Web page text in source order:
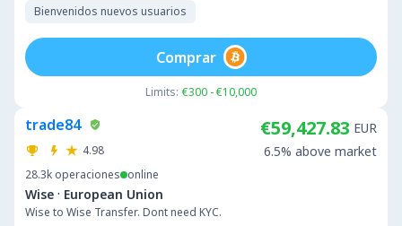
Bienvenidos nuevos usuarios
Limits: €300 - €10,000
Comprar
trade84
4.98
28.3k operaciones online
Wise · European Union
Wise to Wise Transfer. Dont need KYC.
€59,427.83 EUR
6.5% above market